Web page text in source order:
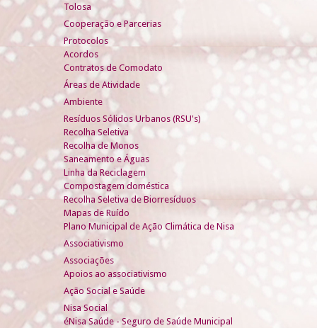
Tolosa
Cooperação e Parcerias
Protocolos
Acordos
Contratos de Comodato
Áreas de Atividade
Ambiente
Resíduos Sólidos Urbanos (RSU's)
Recolha Seletiva
Recolha de Monos
Saneamento e Águas
Linha da Reciclagem
Compostagem doméstica
Recolha Seletiva de Biorresíduos
Mapas de Ruído
Plano Municipal de Ação Climática de Nisa
Associativismo
Associações
Apoios ao associativismo
Ação Social e Saúde
Nisa Social
éNisa Saúde - Seguro de Saúde Municipal